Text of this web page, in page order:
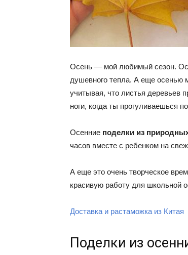
Осень — мой любимый сезон.
душевного тепла. А еще осенью
учитывая, что листья деревьев
ноги, когда ты прогуливаешься
Осенние поделки из
часов вместе с ребенком на
А еще это очень творческое
красивую работу для школьной
Доставка и растаможка из Китая
Поделки из